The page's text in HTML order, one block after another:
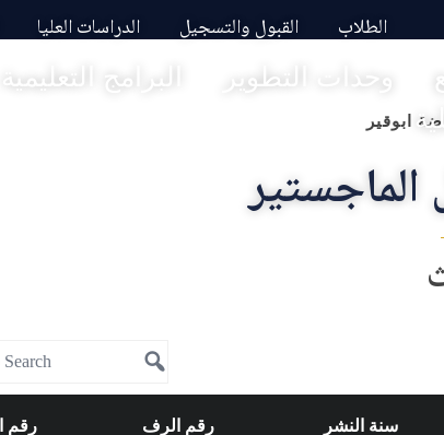
الطلاب القبول والتسجيل الدراسات العليا
وحدات التطوير البرامج التعليمية
ابوقير
الماجستير
سنة النشر رقم الرف رقم